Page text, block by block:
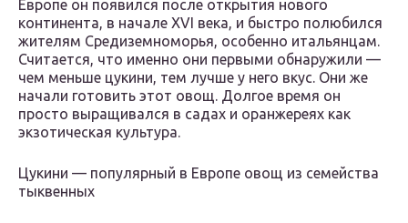
Европе он появился после открытия нового
континента, в начале XVI века, и быстро полюбился
жителям Средиземноморья, особенно итальянцам.
Считается, что именно они первыми обнаружили —
чем меньше цукини, тем лучше у него вкус. Они же
начали готовить этот овощ. Долгое время он
просто выращивался в садах и оранжереях как
экзотическая культура.
Цукини — популярный в Европе овощ из семейства
тыквенных